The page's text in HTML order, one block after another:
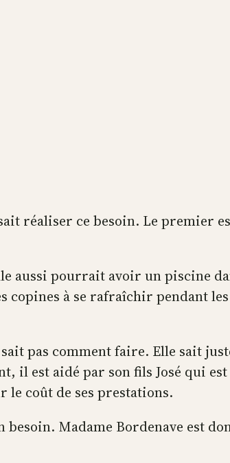
réaliser ce besoin. Le premier
aussi pourrait avoir un piscine
à se rafraîchir pendant les
pas comment faire. Elle sait
il est aidé par son fils José qui
coût de ses prestations.
Madame Bordenave est